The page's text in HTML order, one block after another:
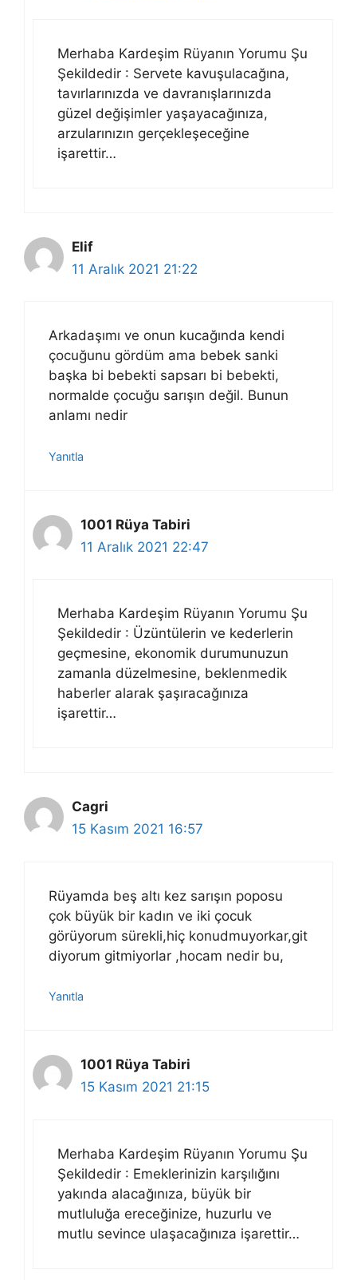
Merhaba Kardeşim Rüyanın Yorumu Şu
Şekildedir : Servete kavuşulacağına,
tavırlarınızda ve davranışlarınızda
güzel değişimler yaşayacağınıza,
arzularınızın gerçekleşeceğine
işarettir…
Elif
11 Aralık 2021 21:22
Arkadaşımı ve onun kucağında kendi
çocuğunu gördüm ama bebek sanki
başka bi bebekti sapsarı bi bebekti,
normalde çocuğu sarışın değil. Bunun
anlamı nedir
Yanıtla
1001 Rüya Tabiri
11 Aralık 2021 22:47
Merhaba Kardeşim Rüyanın Yorumu Şu
Şekildedir : Üzüntülerin ve kederlerin
geçmesine, ekonomik durumunuzun
zamanla düzelmesine, beklenmedik
haberler alarak şaşıracağınıza
işarettir…
Cagri
15 Kasım 2021 16:57
Rüyamda beş altı kez sarışın poposu
çok büyük bir kadın ve iki çocuk
görüyorum sürekli,hiç konudmuyorkar,git
diyorum gitmiyorlar ,hocam nedir bu,
Yanıtla
1001 Rüya Tabiri
15 Kasım 2021 21:15
Merhaba Kardeşim Rüyanın Yorumu Şu
Şekildedir : Emeklerinizin karşılığını
yakında alacağınıza, büyük bir
mutluluğa ereceğinize, huzurlu ve
mutlu sevince ulaşacağınıza işarettir…